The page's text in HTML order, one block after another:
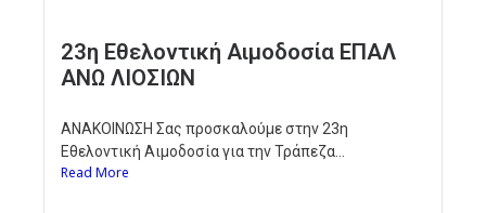
23η Εθελοντική Αιμοδοσία ΕΠΑΛ
ΑΝΩ ΛΙΟΣΙΩΝ
ΑΝΑΚΟΙΝΩΣΗ Σας προσκαλούμε στην 23η
Εθελοντική Αιμοδοσία για την Τράπεζα...
Read More